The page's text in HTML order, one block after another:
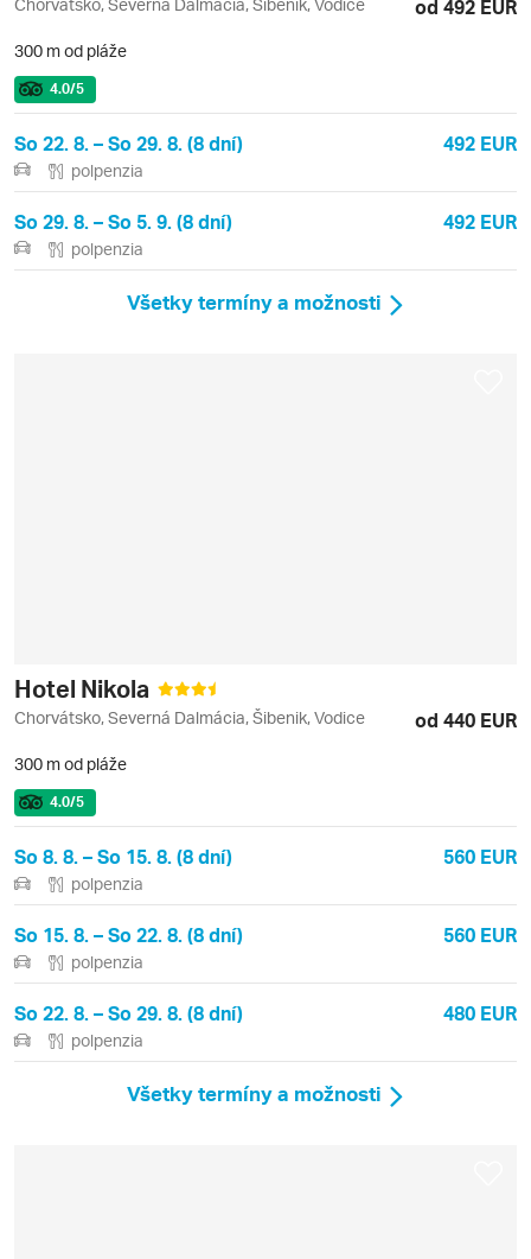
od 492 EUR
300 m od pláže
4.0/5
So 22. 8. – So 29. 8. (8 dní) 492 EUR
polpenzia
So 29. 8. – So 5. 9. (8 dní) 492 EUR
polpenzia
Všetky termíny a možnosti
Hotel Nikola
Chorvátsko, Severná Dalmácia, Šibenik, Vodice od 440 EUR
300 m od pláže
4.0/5
So 8. 8. – So 15. 8. (8 dní) 560 EUR
polpenzia
So 15. 8. – So 22. 8. (8 dní) 560 EUR
polpenzia
So 22. 8. – So 29. 8. (8 dní) 480 EUR
polpenzia
Všetky termíny a možnosti